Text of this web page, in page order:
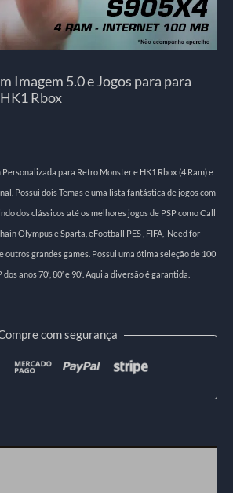
Imagem 5.0 e Jogos para para
Rbox
para Retro Monster e HK1 Rbox (4 Ram) e
Possui dois Temas e uma lista fantástica de jogos com
dos clássicos até os melhores jogos de PSP como Call
Olympus e Sparta, eFootball PES , FIFA, Need for
outros grandes games. Possui uma ótima seleção de 100
anos 70′, 80′ e 90′. Aqui a diversão é garantida.
com segurança